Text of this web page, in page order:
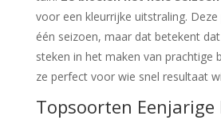
voor een kleurrijke uitstraling.
één seizoen, maar dat betekent
steken in het maken van prachtige
ze perfect voor wie snel resultaat
Topsoorten Eenjarige